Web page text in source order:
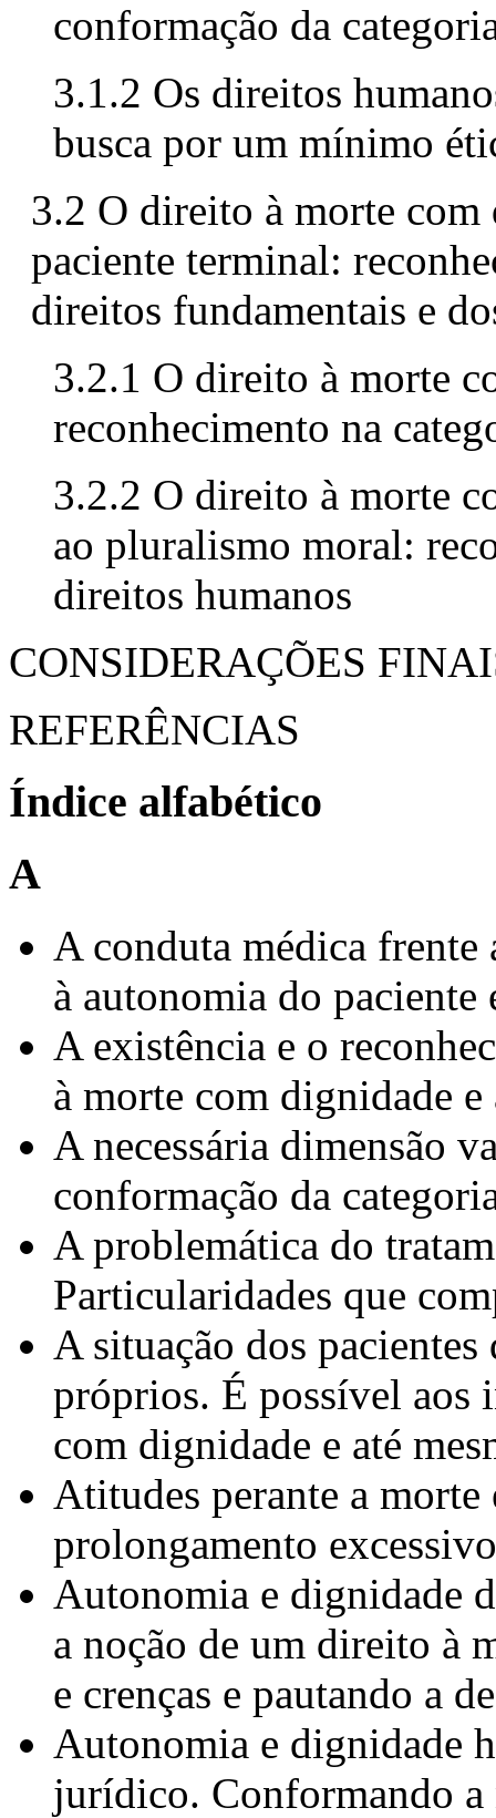
conformação da
3.1.2 Os direitos
busca por um mínimo
3.2 O direito à morte
paciente terminal:
direitos fundamentais e
3.2.1 O direito à morte
reconhecimento na
3.2.2 O direito à morte
ao pluralismo moral:
direitos humanos
CONSIDERAÇÕES
REFERÊNCIAS
Índice alfabético
A
A conduta médica
à autonomia do paciente
A existência e o
à morte com dignidade
A necessária dimensão
conformação da
A problemática do
Particularidades que
A situação dos
próprios. É possível aos
com dignidade e até
Atitudes perante a morte
prolongamento
Autonomia e dignidade
a noção de um direito à
e crenças e pautando a
Autonomia e dignidade
jurídico. Conformando a